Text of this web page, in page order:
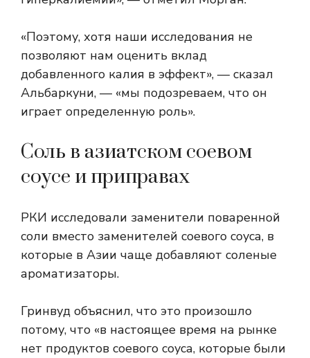
«Поэтому, хотя наши исследования не
позволяют нам оценить вклад
добавленного калия в эффект», — сказал
Альбаркуни, — «мы подозреваем, что он
играет определенную роль».
Соль в азиатском соевом
соусе и приправах
РКИ исследовали заменители поваренной
соли вместо заменителей соевого соуса, в
которые в Азии чаще добавляют соленые
ароматизаторы.
Гринвуд объяснил, что это произошло
потому, что «в настоящее время на рынке
нет продуктов соевого соуса, которые были